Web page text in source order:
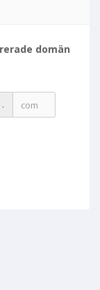
domän
.